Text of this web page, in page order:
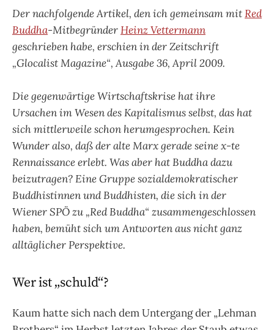
Der nachfolgende Artikel, den ich gemeinsam mitRed
Buddha-MitbegründerHeinz Vettermann
geschrieben habe, erschien in der Zeitschrift
„Glocalist Magazine“, Ausgabe 36, April 2009.
Die gegenwärtige Wirtschaftskrise hat ihre
Ursachen im Wesen des Kapitalismus selbst, das hat
sich mittlerweile schon herumgesprochen. Kein
Wunder also, daß der alte Marx gerade seine x-te
Rennaissance erlebt. Was aber hat Buddha dazu
beizutragen? Eine Gruppe sozialdemokratischer
Buddhistinnen und Buddhisten, die sich in der
Wiener SPÖ zu „Red Buddha“ zusammengeschlossen
haben, bemüht sich um Antworten aus nicht ganz
alltäglicher Perspektive.
Wer ist „schuld“?
Kaum hatte sich nach dem Untergang der „Lehman